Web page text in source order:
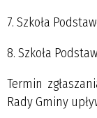
7. Szkoła
8. Szkoła
Termin
Rady Gminy